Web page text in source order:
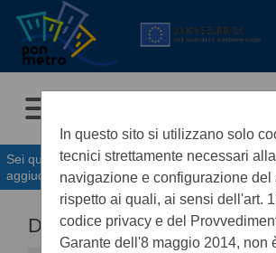
Sei qui: Home» Procedure d'appalto e contratti
aggiudicazione, esiti e affida...
In questo sito si utilizzano solo
tecnici strettamente necessari alla
navigazione e configurazione del
rispetto ai quali, ai sensi dell'art.
codice privacy e del
Garante dell'8 maggio 2014, non
DETTAGLIO ESITO DI